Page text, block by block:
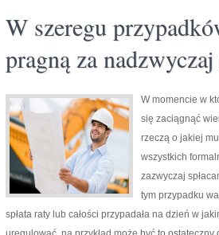
W szeregu
pragną za
W momencie w
się zaciągnąć
rzeczą o jakiej
wszystkich
zazwyczaj
tym przypadku
spłata raty lub całości przypadała na dzień w